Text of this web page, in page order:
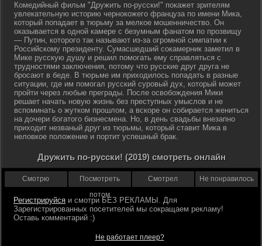
Комедийный фильм "Дружить по-русски!" покажет зрителям
увлекательную историю чернокожего француза по имени Мика,
который попадает в тюрьму за мелкое мошенничество. Он
оказывается в одной камере с безумным фанатом по прозвищу
— Путин, которого так называют из-за огромной симпатии к
Российскому президенту. Сумасшедший сокамерник заметил в
Мике русскую душу и решил помогать ему справляться с
трудностями заключения, потому что русские друг друга не
бросают в беде. В тюрьме им приходилось попадать в разные
ситуации, где им помогал русский суровый дух, который может
пройти через любые преграды. После освобождения Мики
решает начать новую жизнь без преступных умыслов и не
вспоминать о жутком прошлом, а вскоре он собирается жениться
на дочери богатого бизнесмена. Но, в день свадьбы внезапно
приходит незваный друг из тюрьмы, который ставит Мика в
неловкое положение и портит успешный брак.
Дружить по-русски! (2019) смотреть онлайн
Смотрю
Посмотреть
потом
Смотрел Не понравилось
Регистрируйся
Не работает плеер?